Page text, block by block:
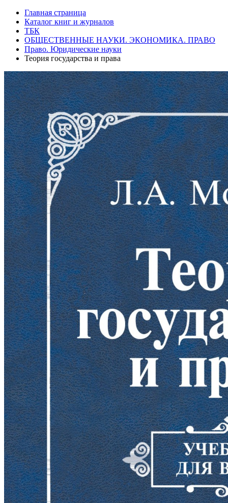
Главная страница
Каталог книг и журналов
ТБК
ОБЩЕСТВЕННЫЕ НАУКИ. ЭКОНОМИКА. ПРАВО
Право. Юридические науки
Теория государства и права